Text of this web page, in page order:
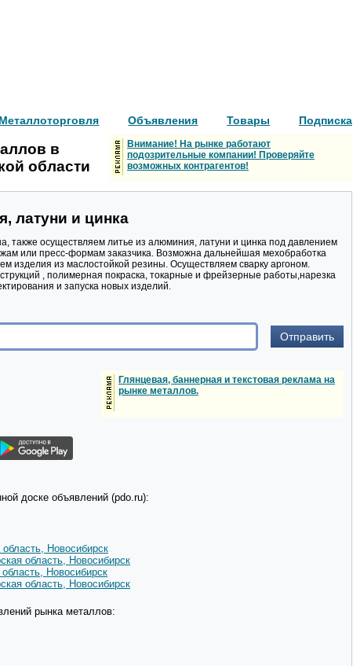
Металлоторговля Объявления Товары Подписка
в
области
Внимание! На рынке работают
подозрительные компании! Проверяйте
возможных контрагентов!
латуни и цинка
также осуществляем литье из алюминия, латуни и цинка под давлением
или пресс-формам заказчика. Возможна дальнейшая мехобработка
изделия из маслостойкой резины. Осуществляем сварку аргоном.
, полимерная покраска, токарные и фрейзерные работы,нарезка
и запуска новых изделий.
Глянцевая, баннерная и текстовая реклама на
рынке металлов.
доске объявлений (pdo.ru):
Новосибирск
область, Новосибирск
Новосибирск
область, Новосибирск
рынка металлов: